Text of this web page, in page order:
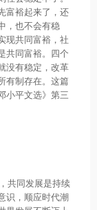
富裕起来了，还
，也不会有稳
现共同富裕，社
共同富裕。四个
没有稳定，改革
有制存在。这篇
小平文选》第三
共同发展是持续
识，顺应时代潮